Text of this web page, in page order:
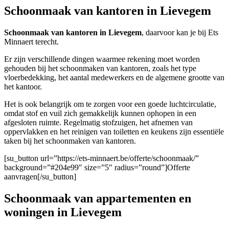
Schoonmaak van kantoren in Lievegem
Schoonmaak van kantoren in Lievegem, daarvoor kan je bij Ets
Minnaert terecht.
Er zijn verschillende dingen waarmee rekening moet worden
gehouden bij het schoonmaken van kantoren, zoals het type
vloerbedekking, het aantal medewerkers en de algemene grootte van
het kantoor.
Het is ook belangrijk om te zorgen voor een goede luchtcirculatie,
omdat stof en vuil zich gemakkelijk kunnen ophopen in een
afgesloten ruimte. Regelmatig stofzuigen, het afnemen van
oppervlakken en het reinigen van toiletten en keukens zijn essentiële
taken bij het schoonmaken van kantoren.
[su_button url=”https://ets-minnaert.be/offerte/schoonmaak/”
background=”#204e99″ size=”5″ radius=”round”]Offerte
aanvragen[/su_button]
Schoonmaak van appartementen en
woningen in Lievegem